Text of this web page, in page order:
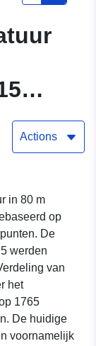
Actions
in 80 m
op
De
werden
van
het
1765
De huidige
voornamelijk